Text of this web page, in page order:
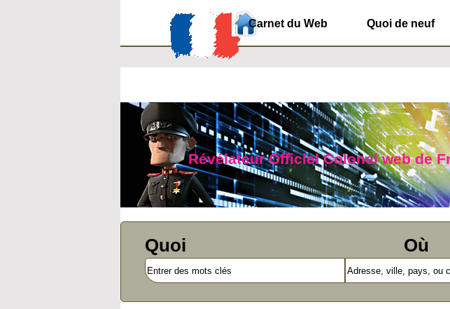
Carnet du Web Quoi de neuf
Révélateur Officiel Colonel web de
Quoi Où